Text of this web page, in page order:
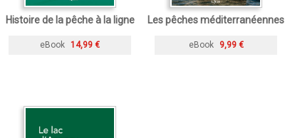
Histoire de la pêche à la ligne
eBook 14,99 €
Les pêches méditerranéennes
eBook 9,99 €